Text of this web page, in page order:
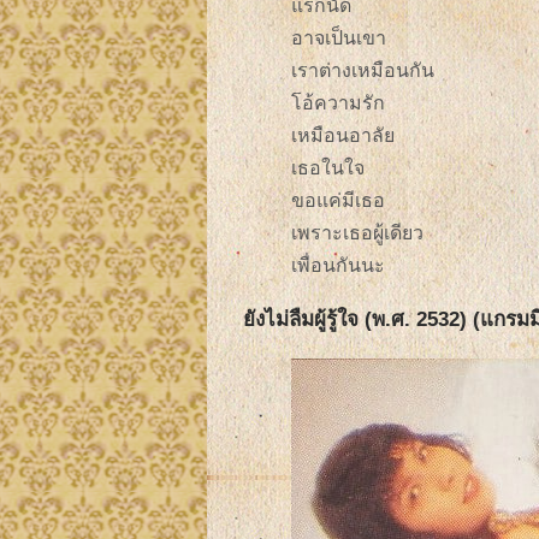
แรกนัด
อาจเป็นเขา
เราต่างเหมือนกัน
โอ้ความรัก
เหมือนอาลัย
เธอในใจ
ขอแค่มีเธอ
เพราะเธอผู้เดียว
เพื่อนกันนะ
ยังไม่ลืมผู้รู้ใจ (พ.ศ. 2532) (แกรม